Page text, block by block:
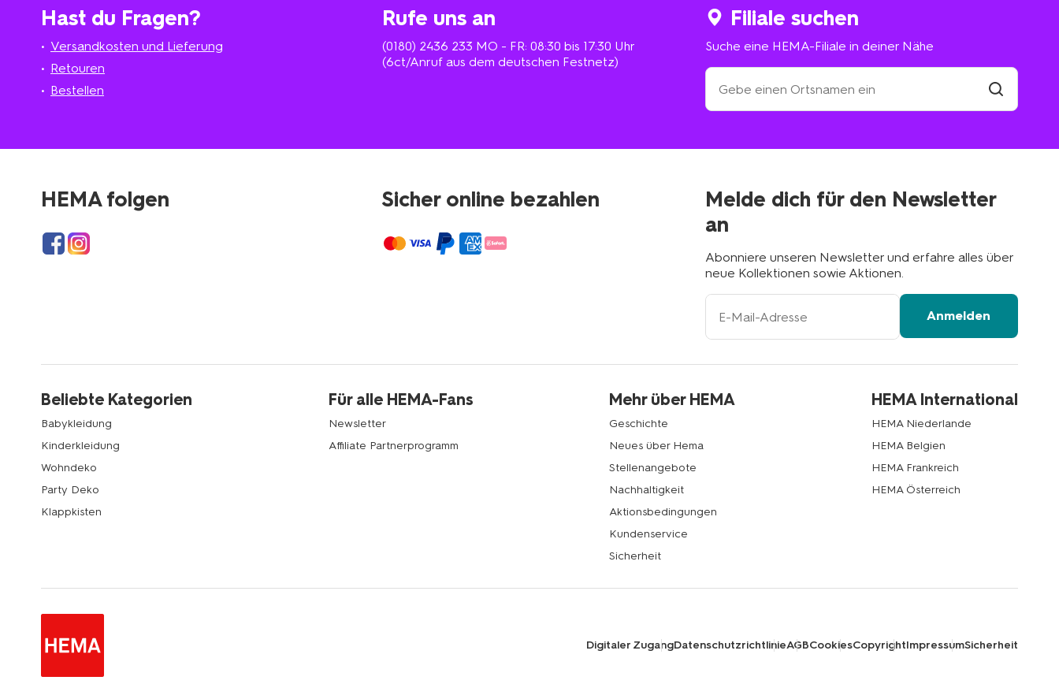
Hast du Fragen?
Versandkosten und Lieferung
Retouren
Bestellen
Rufe uns an
(0180) 2436 233 MO - FR: 08:30 bis 17:30 Uhr
(6ct/Anruf aus dem deutschen Festnetz)
Filiale suchen
Suche eine HEMA-Filiale in deiner Nähe
Suche
eine
HEMA-
deiner
Filiale
HEMA folgen Sicher online bezahlen
Melde dich für den Newsletter
an
Abonniere unseren Newsletter und erfahre alles über
neue Kollektionen sowie Aktionen.
Ihre
Anmelden
Beliebte Kategorien
Babykleidung
Kinderkleidung
Wohndeko
Party Deko
Klappkisten
Für alle HEMA-Fans
Newsletter
Affiliate Partnerprogramm
Mehr über HEMA
Geschichte
Neues über Hema
Stellenangebote
Nachhaltigkeit
Aktionsbedingungen
Kundenservice
Sicherheit
HEMA International
HEMA Niederlande
HEMA Belgien
HEMA Frankreich
HEMA Österreich
Digitaler ZugangDatenschutzrichtlinieAGBCookiesCopyrightImpressumSicherheit